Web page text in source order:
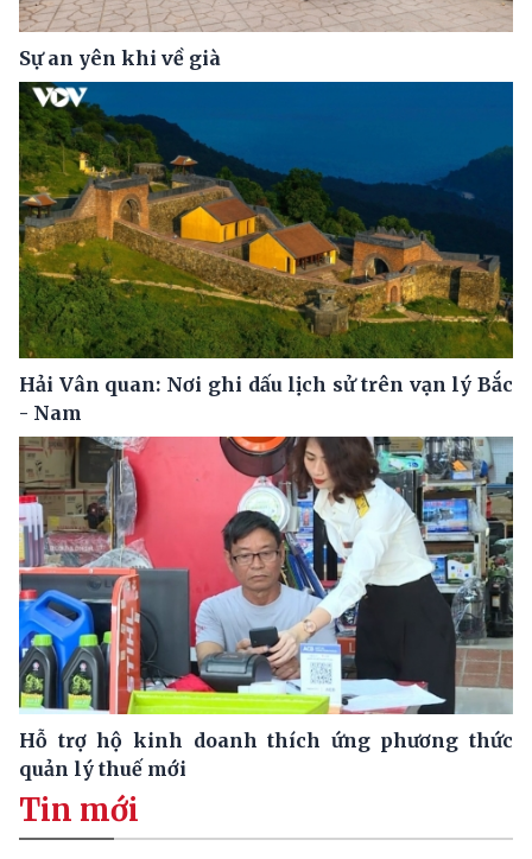
Sự an yên khi về già
Hải Vân quan: Nơi ghi dấu lịch sử trên vạn lý Bắc
- Nam
Hỗ trợ hộ kinh doanh thích ứng phương thức
quản lý thuế mới
Tin mới